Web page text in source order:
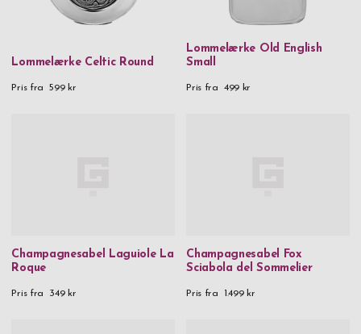
Lommelærke Celtic Round
Pris fra 599 kr
Lommelærke Old English
Small
Pris fra 499 kr
Champagnesabel Laguiole La
Roque
Pris fra 349 kr
Champagnesabel Fox
Sciabola del Sommelier
Pris fra 1.499 kr